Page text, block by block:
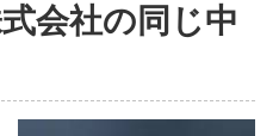
会社の同じ中